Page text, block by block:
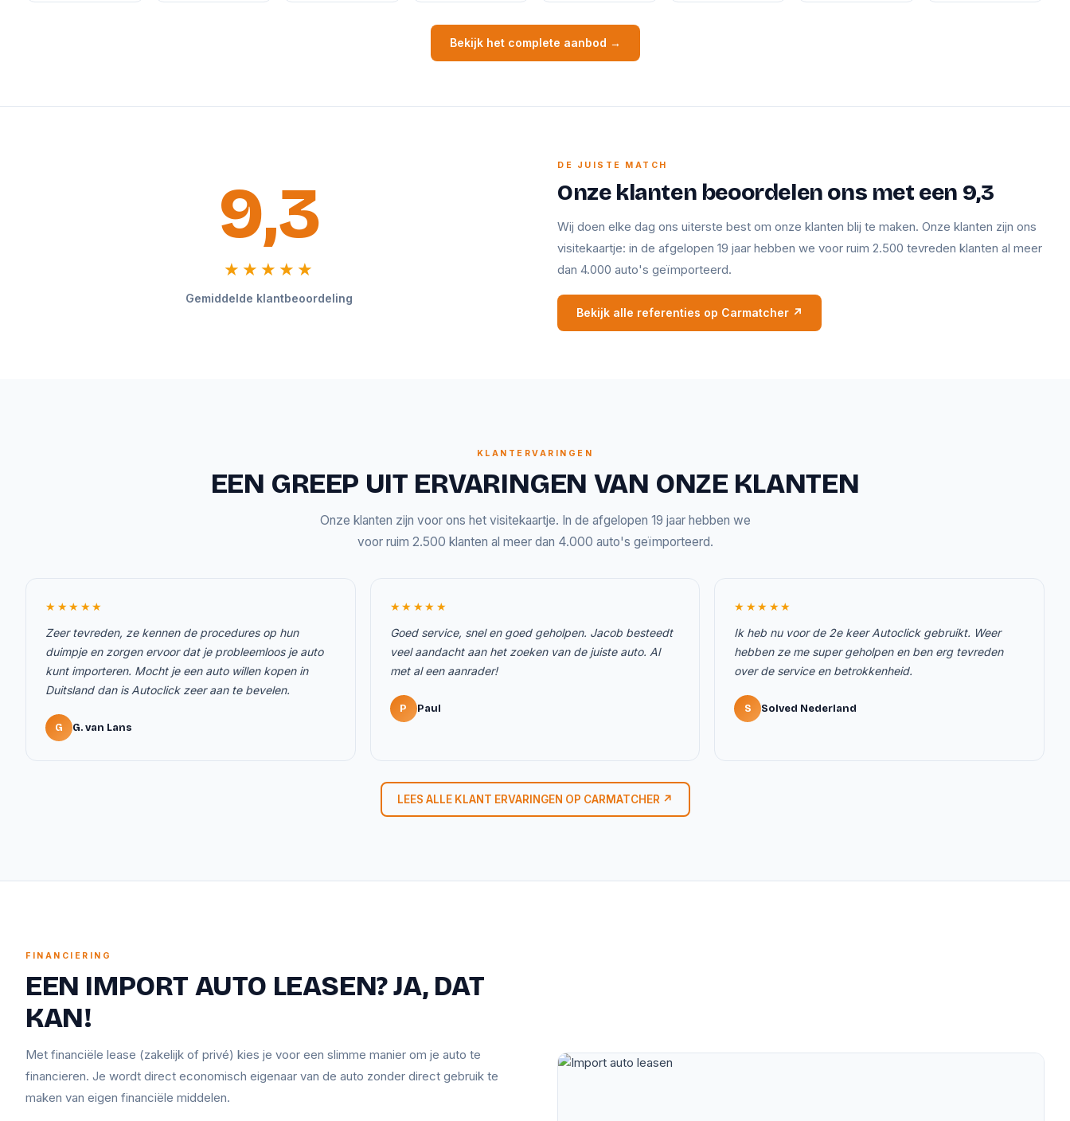
Bekijk het complete aanbod →
9,3
★★★★★
Gemiddelde klantbeoordeling
DE JUISTE MATCH
Onze klanten beoordelen ons met een 9,3
Wij doen elke dag ons uiterste best om onze klanten blij te maken. Onze klanten zijn ons
visitekaartje: in de afgelopen 19 jaar hebben we voor ruim 2.500 tevreden klanten al meer
dan 4.000 auto's geïmporteerd.
Bekijk alle referenties op Carmatcher ↗
KLANTERVARINGEN
EEN GREEP UIT ERVARINGEN VAN ONZE KLANTEN
Onze klanten zijn voor ons het visitekaartje. In de afgelopen 19 jaar hebben we
voor ruim 2.500 klanten al meer dan 4.000 auto's geïmporteerd.
★★★★★
Zeer tevreden, ze kennen de procedures op hun
duimpje en zorgen ervoor dat je probleemloos je auto
kunt importeren. Mocht je een auto willen kopen in
Duitsland dan is Autoclick zeer aan te bevelen.
G G. van Lans
★★★★★
Goed service, snel en goed geholpen. Jacob besteedt
veel aandacht aan het zoeken van de juiste auto. Al
met al een aanrader!
P Paul
★★★★★
Ik heb nu voor de 2e keer Autoclick gebruikt. Weer
hebben ze me super geholpen en ben erg tevreden
over de service en betrokkenheid.
S Solved Nederland
LEES ALLE KLANT ERVARINGEN OP CARMATCHER ↗
FINANCIERING
EEN IMPORT AUTO LEASEN? JA, DAT
KAN!
Met financiële lease (zakelijk of privé) kies je voor een slimme manier om je auto te
financieren. Je wordt direct economisch eigenaar van de auto zonder direct gebruik te
maken van eigen financiële middelen.